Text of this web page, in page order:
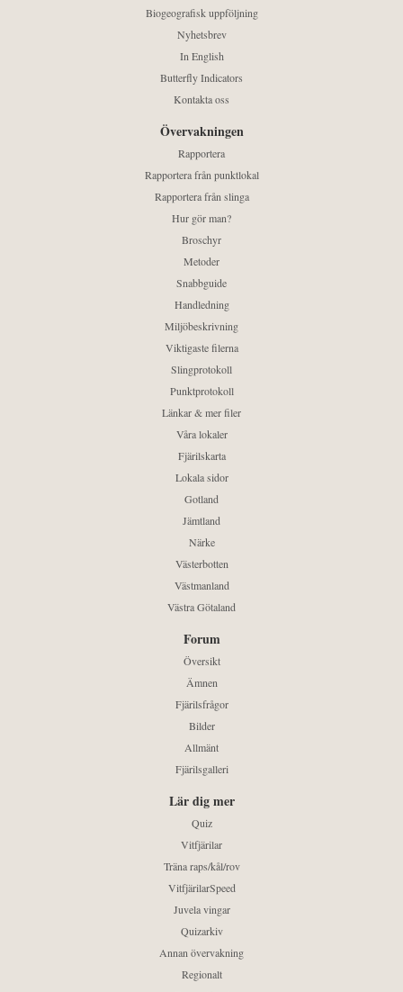
Biogeografisk uppföljning
Nyhetsbrev
In English
Butterfly Indicators
Kontakta oss
Övervakningen
Rapportera
Rapportera från punktlokal
Rapportera från slinga
Hur gör man?
Broschyr
Metoder
Snabbguide
Handledning
Miljöbeskrivning
Viktigaste filerna
Slingprotokoll
Punktprotokoll
Länkar & mer filer
Våra lokaler
Fjärilskarta
Lokala sidor
Gotland
Jämtland
Närke
Västerbotten
Västmanland
Västra Götaland
Forum
Översikt
Ämnen
Fjärilsfrågor
Bilder
Allmänt
Fjärilsgalleri
Lär dig mer
Quiz
Vitfjärilar
Träna raps/kål/rov
VitfjärilarSpeed
Juvela vingar
Quizarkiv
Annan övervakning
Regionalt